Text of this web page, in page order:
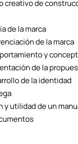
creativo de
de la marca
de la marca
y
de la
de la identidad
y utilidad de un